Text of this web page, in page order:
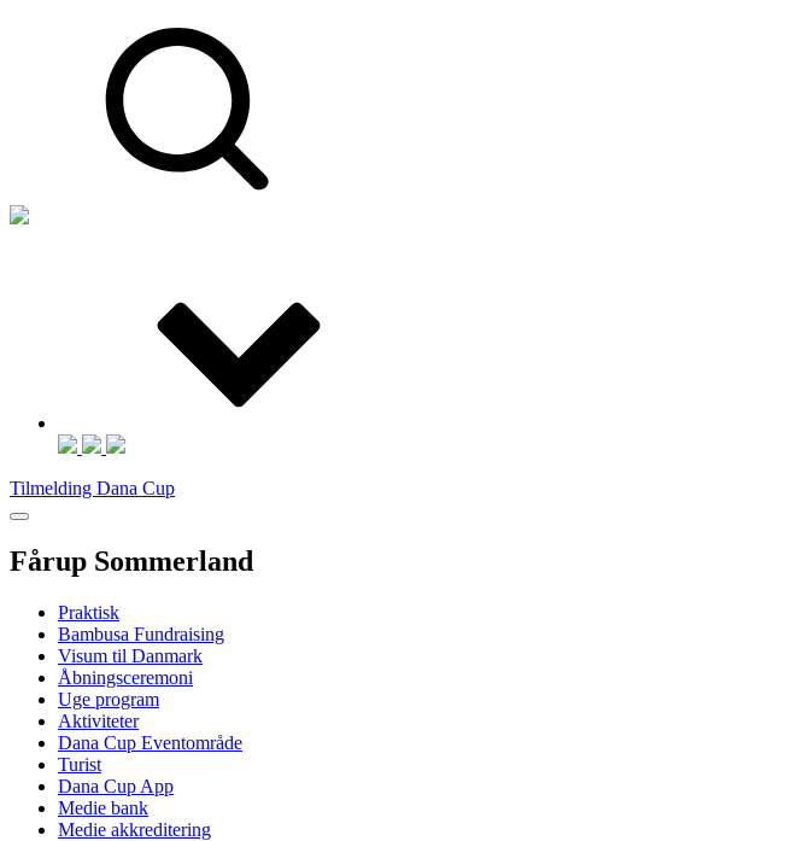
Tilmelding Dana Cup
Fårup Sommerland
Praktisk
Bambusa Fundraising
Visum til Danmark
Åbningsceremoni
Uge program
Aktiviteter
Dana Cup Eventområde
Turist
Dana Cup App
Medie bank
Medie akkreditering